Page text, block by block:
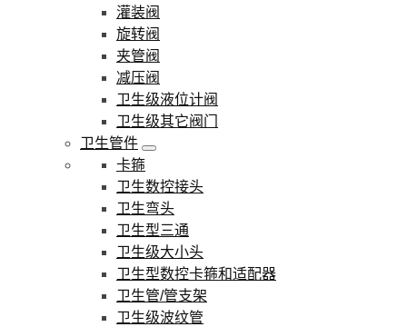
灌装阀
旋转阀
夹管阀
减压阀
卫生级液位计阀
卫生级其它阀门
卫生管件
卡箍
卫生数控接头
卫生弯头
卫生型三通
卫生级大小头
卫生型数控卡箍和适配器
卫生管/管支架
卫生级波纹管